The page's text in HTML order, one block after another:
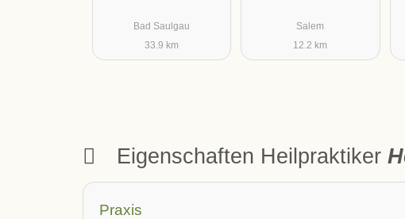
Bad Saulgau
33.9 km
Salem
12.2 km
Eigenschaften Heilpraktiker
Praxis